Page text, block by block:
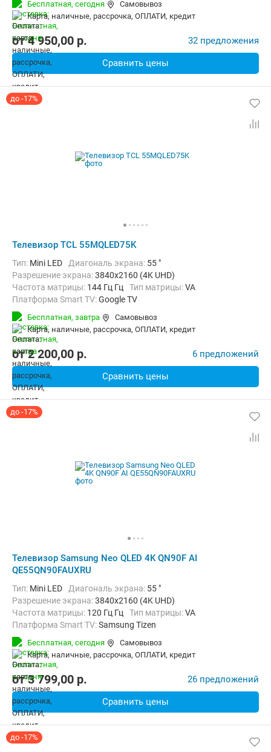
Бесплатная, сегодня
Самовывоз
карта, наличные, рассрочка, ОПЛАТИ, кредит
от4 950,00 p. 32 предложения
Сравнить цены
до -17%
Телевизор TCL 55MQLED75K
Тип: Mini LED Диагональ экрана: 55 "
Разрешение экрана:3840x2160 (4K UHD)
Частота матрицы: 144 Гц Гц Тип матрицы:VA
Платформа Smart TV:Google TV
Беспроводные интерфейсы:
Бесплатная, завтра
Самовывоз
карта, наличные, рассрочка, ОПЛАТИ, кредит
от2 200,00 p. 6 предложений
Сравнить цены
до -17%
Телевизор Samsung Neo QLED 4K QN90F AI
QE55QN90FAUXRU
Тип: Mini LED Диагональ экрана: 55 "
Разрешение экрана:3840x2160 (4K UHD)
Частота матрицы: 120 Гц Гц Тип матрицы:VA
Платформа Smart TV:Samsung Tizen
Беспроводные интерфейсы:
Бесплатная, сегодня
Самовывоз
карта, наличные, рассрочка, ОПЛАТИ, кредит
от3 799,00 p. 26 предложений
Сравнить цены
до -17%